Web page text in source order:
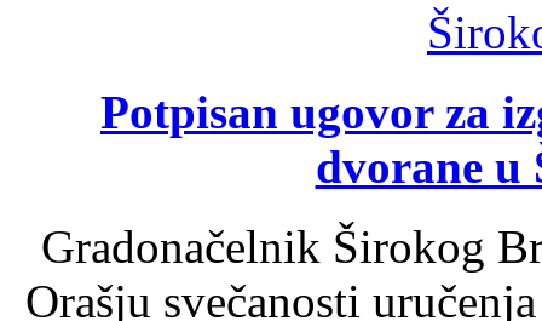
Potpisan ugovor za
dvorane u
Gradonačelnik Širokog
Orašju svečanosti